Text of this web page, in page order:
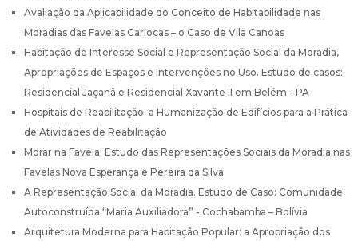
Avaliação da Aplicabilidade do Conceito de Habitabilidade nas
Moradias das Favelas Cariocas – o Caso de Vila Canoas
Habitação de Interesse Social e Representação Social da Moradia,
Apropriações de Espaços e Intervenções no Uso. Estudo de casos:
Residencial Jaçanã e Residencial Xavante II em Belém - PA
Hospitais de Reabilitação: a Humanização de Edifícios para a Prática
de Atividades de Reabilitação
Morar na Favela: Estudo das Representaçôes Sociais da Moradia nas
Favelas Nova Esperança e Pereira da Silva
A Representação Social da Moradia. Estudo de Caso: Comunidade
Autoconstruída “Maria Auxiliadora” - Cochabamba – Bolívia
Arquitetura Moderna para Habitação Popular: a Apropriação dos